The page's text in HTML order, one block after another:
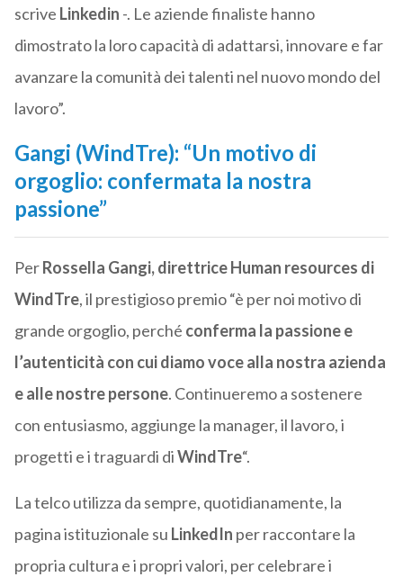
scrive Linkedin -. Le aziende finaliste hanno
dimostrato la loro capacità di adattarsi, innovare e far
avanzare la comunità dei talenti nel nuovo mondo del
lavoro”.
Gangi (WindTre): “Un motivo di
orgoglio: confermata la nostra
passione”
PerRossella Gangi, direttrice Human resources di
WindTre, il prestigioso premio “è per noi motivo di
grande orgoglio, perché conferma la passione e
l’autenticità con cui diamo voce alla nostra azienda
e alle nostre persone. Continueremo a sostenere
con entusiasmo, aggiunge la manager, il lavoro, i
progetti e i traguardi diWindTre“.
La telco utilizza da sempre, quotidianamente, la
pagina istituzionale su LinkedIn per raccontare la
propria cultura e i propri valori, per celebrare i